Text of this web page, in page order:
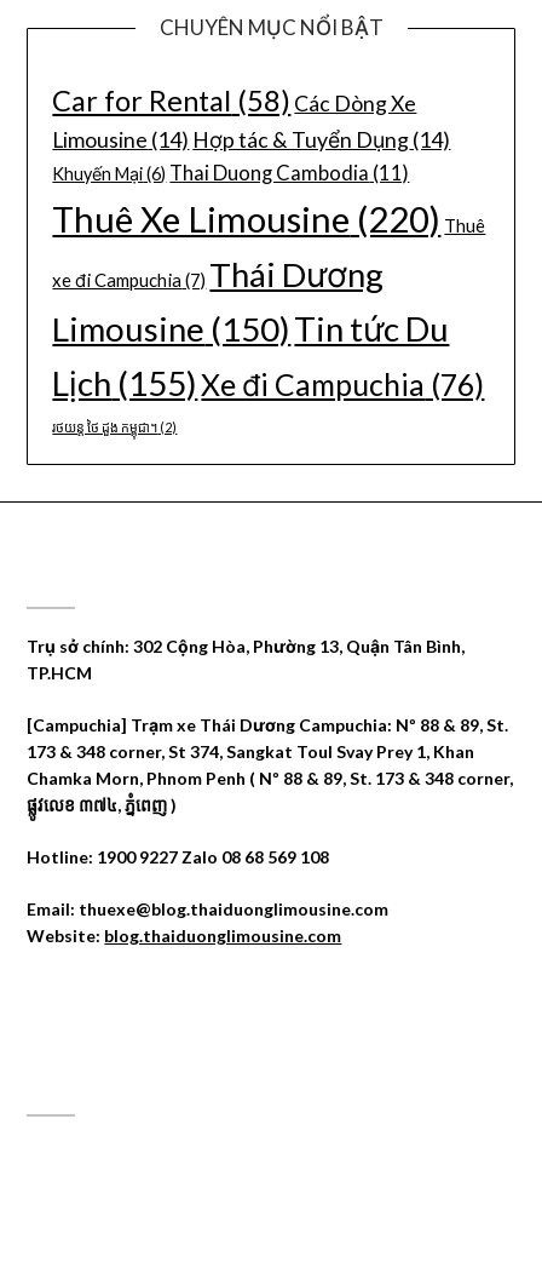
CHUYÊN MỤC NỔI BẬT
Car for Rental (58) Các Dòng Xe
Limousine (14) Hợp tác & Tuyển Dụng(14)
Khuyến Mại(6) Thai Duong Cambodia (11)
Thuê Xe Limousine (220) Thuê
xe đi Campuchia(7) Thái Dương
Limousine (150)Tin tức Du
Lịch (155)Xe đi Campuchia (76)
រថយន្ត ថៃ ដួង កម្ពុជា។ (2)
Trụ sở chính: 302 Cộng Hòa, Phường 13, Quận Tân Bình,
TP.HCM
[Campuchia] Trạm xe Thái Dương Campuchia: Nº 88 & 89, St.
173 & 348 corner, St 374, Sangkat Toul Svay Prey 1, Khan
Chamka Morn, Phnom Penh ( Nº 88 & 89, St. 173 & 348 corner,
ផ្លូវលេខ ៣៧៤, ភ្នំពេញ )
Hotline: 1900 9227 Zalo 08 68 569 108
Email: thuexe@blog.thaiduonglimousine.com
Website: blog.thaiduonglimousine.com